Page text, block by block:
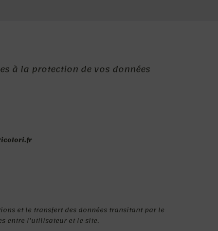
à la protection de vos données
et le transfert des données transitant par le
entre l’utilisateur et le site.